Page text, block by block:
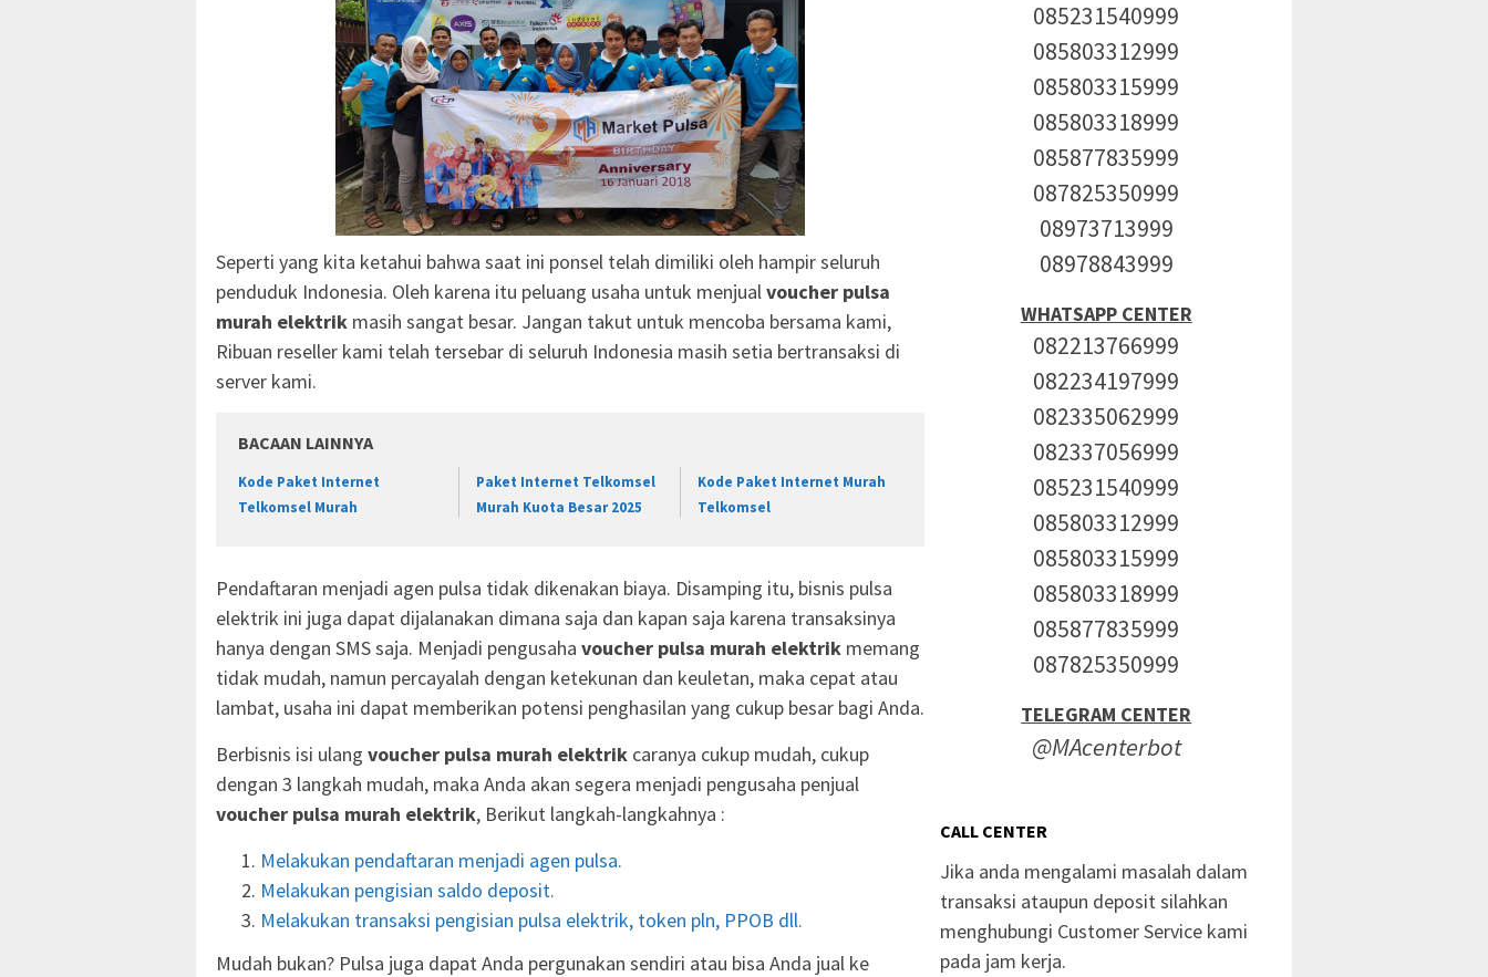
Seperti yang kita ketahui bahwa saat ini ponsel telah dimiliki oleh hampir seluruh
penduduk Indonesia. Oleh karena itu peluang usaha untuk menjualvoucher pulsa
murah elektrik masih sangat besar. Jangan takut untuk mencoba bersama kami,
Ribuan reseller kami telah tersebar di seluruh Indonesia masih setia bertransaksi di
server kami.
BACAAN LAINNYA
Kode Paket Internet
Telkomsel Murah
Paket Internet Telkomsel
Murah Kuota Besar 2025
Kode Paket Internet Murah
Telkomsel
Pendaftaran menjadi agen pulsa tidak dikenakan biaya. Disamping itu, bisnis pulsa
elektrik ini juga dapat dijalanakan dimana saja dan kapan saja karena transaksinya
hanya dengan SMS saja. Menjadi pengusaha voucher pulsa murah elektrik memang
tidak mudah, namun percayalah dengan ketekunan dan keuletan, maka cepat atau
lambat, usaha ini dapat memberikan potensi penghasilan yang cukup besar bagi Anda.
Berbisnis isi ulang voucher pulsa murah elektrik caranya cukup mudah, cukup
dengan 3 langkah mudah, maka Anda akan segera menjadi pengusaha penjual
voucher pulsa murah elektrik, Berikut langkah-langkahnya :
Melakukan pendaftaran menjadi agen pulsa.
Melakukan pengisian saldo deposit.
Melakukan transaksi pengisian pulsa elektrik, token pln, PPOB dll.
Mudah bukan? Pulsa juga dapat Anda pergunakan sendiri atau bisa Anda jual ke
085231540999
085803312999
085803315999
085803318999
085877835999
087825350999
08973713999
08978843999
WHATSAPP CENTER
082213766999
082234197999
082335062999
082337056999
085231540999
085803312999
085803315999
085803318999
085877835999
087825350999
TELEGRAM CENTER
@MAcenterbot
CALL CENTER
Jika anda mengalami masalah dalam
transaksi ataupun deposit silahkan
menghubungi Customer Service kami
pada jam kerja.